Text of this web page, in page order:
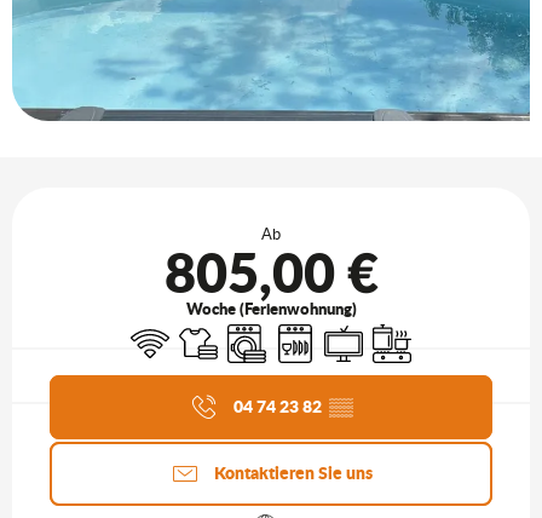
Ab
805,00 €
Woche (Ferienwohnung)
Wi-Fi Bettwäsche und Laken
Waschmaschine
Geschirrspülmaschine
FernsehenKochplatte
Aktuelle Agenda
04 74 23 82 ▒▒
Kontaktieren Sie uns